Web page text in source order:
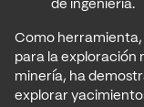
de ingeniería.
Como
para la exploración
minería, ha
explorar